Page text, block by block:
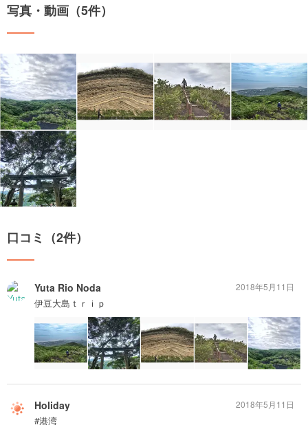
写真・動画（5件）
口コミ（2件）
Yuta Rio Noda
伊豆大島ｔｒｉｐ
2018年5月11日
Holiday
#港湾
2018年5月11日